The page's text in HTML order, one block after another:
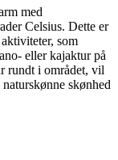
med
Celsius. Dette er
som
eller kajaktur på
rundt i området, vil
skønhed